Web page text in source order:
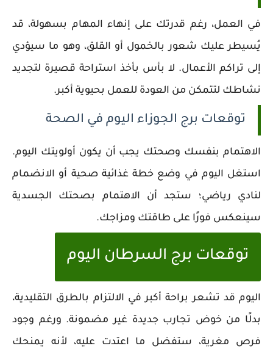
في العمل، رغم قدرتك على إنهاء المهام بسهولة، قد
يُسيطر عليك شعور بالخمول أو القلق، وهو ما سيؤدي
إلى تراكم الأعمال. لا بأس بأخذ استراحة قصيرة لتجديد
نشاطك لتتمكن من العودة للعمل بحيوية أكبر.
توقعات برج الجوزاء اليوم في الصحة
الاهتمام بنفسك وصحتك يجب أن يكون أولويتك اليوم.
استغل اليوم في وضع خطة غذائية صحية أو الانضمام
لنادي رياضي؛ ستجد أن الاهتمام بصحتك الجسدية
سينعكس فورًا على طاقتك ومزاجك.
توقعات برج السرطان اليوم
اليوم قد تشعر براحة أكبر في الالتزام بالطرق التقليدية،
بدلًا من خوض تجارب جديدة غير مضمونة. ورغم وجود
فرص مغرية، ستفضل ما اعتدت عليه، لأنه يمنحك